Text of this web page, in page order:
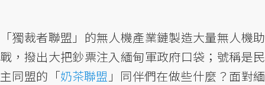
「獨裁者聯盟」的無人機產業鏈製造大量無人機助
戰，撥出大把鈔票注入緬甸軍政府口袋；號稱是民
主同盟的「奶茶聯盟 」同伴們在做些什麼？面對緬